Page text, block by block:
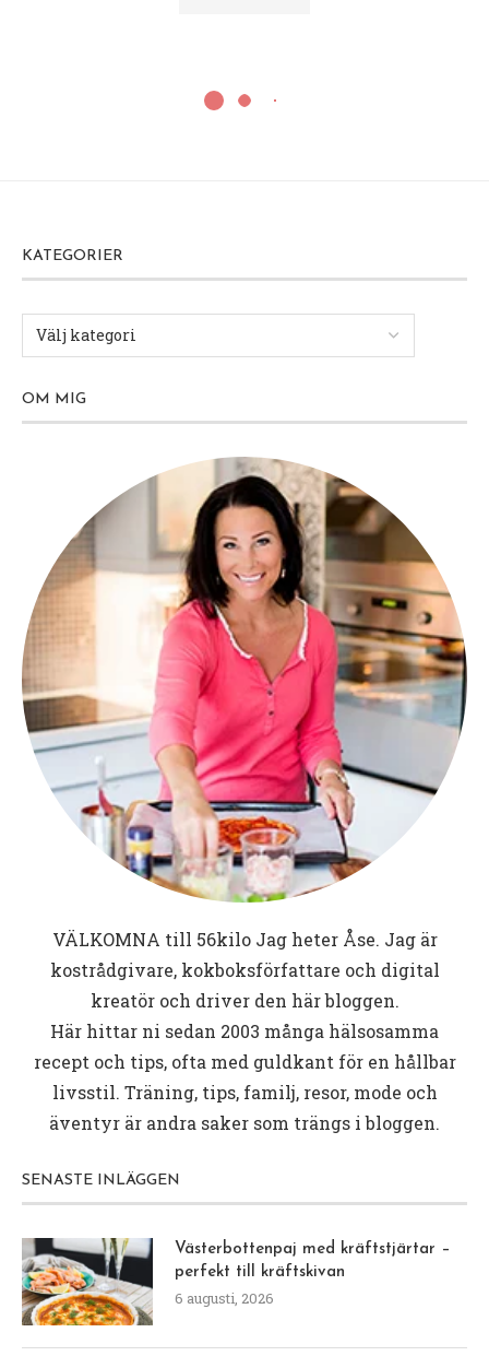
KATEGORIER
OM MIG
VÄLKOMNA till 56kiloJag heter Åse. Jag är
kostrådgivare, kokboksförfattare och digital
kreatör och driver den här bloggen.
Här hittar ni sedan 2003 många hälsosamma
recept och tips, ofta med guldkant för en hållbar
livsstil. Träning, tips, familj, resor, mode och
äventyr är andra saker som trängs i bloggen.
SENASTE INLÄGGEN
Västerbottenpaj med kräftstjärtar –
perfekt till kräftskivan
6 augusti, 2026